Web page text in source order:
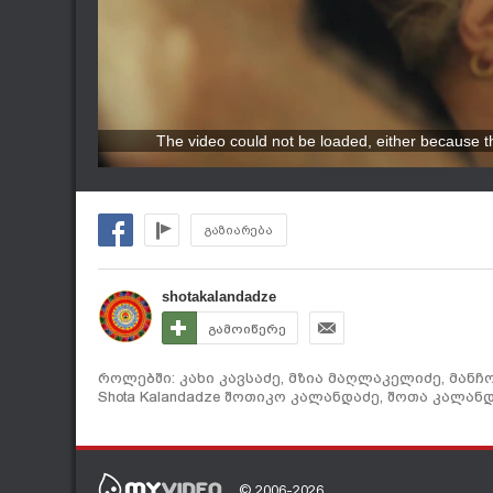
The video could not be loaded, either because
გაზიარება
shotakalandadze
გამოიწერე
როლებში: კახი კავსაძე, მზია მაღლაკელიძე,
Shota Kalandadze შოთიკო კალანდაძე, შოთა